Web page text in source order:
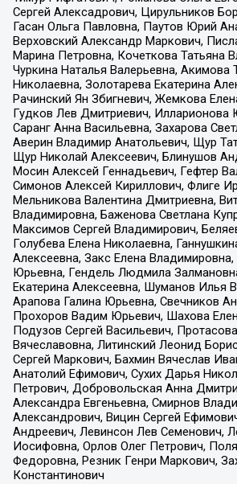
Сергей Алексадрович, Цирульников
Гасан Ольга Павловна, Паутов Юрий
Верховский Александр Маркович,
Марина Петровна, Кочеткова Татьяна
Чуркина Наталья Валерьевна, Акимова
Николаевна, Золотарева Екатерина
Рачинский Ян Збигневич, Жемкова
Гудков Лев Дмитриевич, Илларионова
Саранг Анна Васильевна, Захарова
Аверин Владимир Анатольевич, Щур
Щур Николай Алексеевич, Блинушов
Мосин Алексей Геннадьевич, Гефтер
Симонов Алексей Кириллович, Флиге
Мельникова Валентина Дмитриевна,
Владимировна, Баженова Светлана
Максимов Сергей Владимирович,
Голубева Елена Николаевна,
Алексеевна, Закс Елена Владимировна,
Юрьевна, Гендель Людмила
Екатерина Алексеевна, Шуманов Илья
Арапова Галина Юрьевна, Свечников
Прохоров Вадим Юрьевич, Шахова
Подузов Сергей Васильевич,
Вячеславовна, Литинский Леонид
Сергей Маркович, Бахмин Вячеслав
Анатолий Ефимович, Сухих Дарья
Петрович, Добровольская Анна
Александра Евгеньевна, Смирнов
Александрович, Вицин Сергей
Андреевич, Левинсон Лев Семенович,
Иосифовна, Орлов Олег Петрович,
Федоровна, Резник Генри Маркович,
Константинович